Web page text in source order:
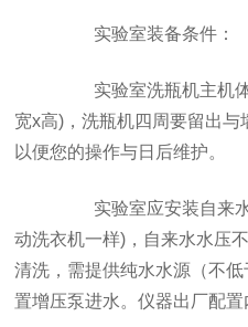
实验室装备条件：
实验室洗瓶机主机体
宽x高)，洗瓶机四周要留出与
以便您的操作与日后维护。
实验室应安装自来水
动洗衣机一样)，自来水水压
清洗，需提供纯水水源（不
置增压泵进水。仪器出厂配置